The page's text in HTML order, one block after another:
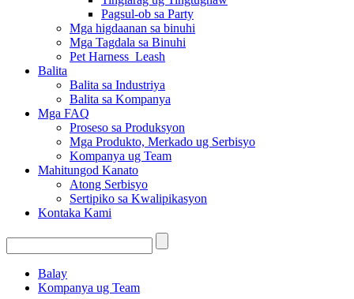
Pagsul-ob sa Party
Mga higdaanan sa binuhi
Mga Tagdala sa Binuhi
Pet Harness_Leash
Balita
Balita sa Industriya
Balita sa Kompanya
Mga FAQ
Proseso sa Produksyon
Mga Produkto, Merkado ug Serbisyo
Kompanya ug Team
Mahitungod Kanato
Atong Serbisyo
Sertipiko sa Kwalipikasyon
Kontaka Kami
Balay
Kompanya ug Team